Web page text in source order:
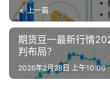
上一篇
期货豆一最新行情
判布局？
2026年2月28日 上午10:06